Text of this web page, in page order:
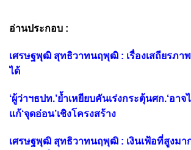
อ่านประกอบ :
เศรษฐพุฒิ สุทธิวาทนฤพุฒิ : เรื่องเสถียรภาพ
ได้
‘ผู้ว่าฯธปท.’ย้ำเหยียบคันเร่งกระตุ้นศก.‘อาจ
แก้‘จุดอ่อน’เชิงโครงสร้าง
เศรษฐพุฒิ สุทธิวาทนฤพุฒิ : เงินเฟ้อที่สูงม